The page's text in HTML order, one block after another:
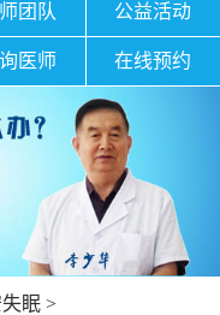
团队 公益活动
医师 在线预约
眠>